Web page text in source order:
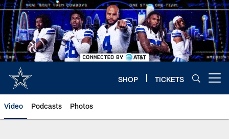
Skip
to
main
content
SHOP TICKETS
Video Podcasts Photos